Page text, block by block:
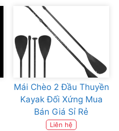
Mái Chèo 2 Đầu Thuyền
Kayak Đối Xứng Mua
Bán Giá Sỉ Rẻ
Liên hệ